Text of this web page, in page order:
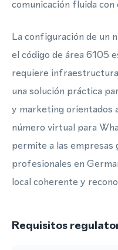
comunicación fluida
La configuración de un
el código de área 6105
requiere
una solución práctica
y marketing orientados
número virtual para
permite a las empresas
profesionales en
local coherente y
Requisitos